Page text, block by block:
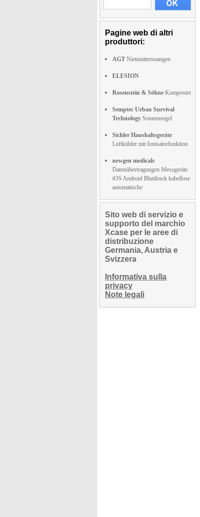
Pagine web di altri
produttori:
AGT Nietmutternzangen
ELESION
Rosenstein & Söhne Komposter
Semptec Urban Survival
Technology Sonnensegel
Sichler Haushaltsgeräte
Luftkühler mit Ionisatorfunktion
newgen medicals
Datenübertragungen Messgeräte
iOS Android Blutdruck kabellose
automatische
Sito web di servizio e
supporto del marchio
Xcase per le aree di
distribuzione
Germania, Austria e
Svizzera
Informativa sulla
privacy
Note legali